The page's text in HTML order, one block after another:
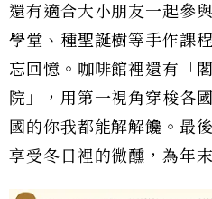
還有適合大小朋友一起參
學堂、種聖誕樹等手作課
忘回憶。咖啡館裡還有「
院」，用第一視角穿梭各
國的你我都能解解饞。最
享受冬日裡的微醺，為年